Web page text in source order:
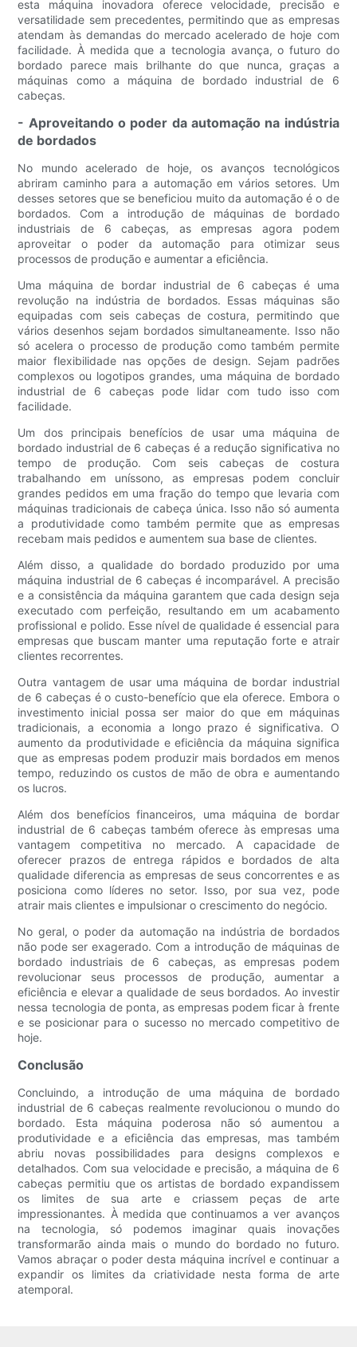
esta máquina inovadora oferece velocidade, precisão e
versatilidade sem precedentes, permitindo que as empresas
atendam às demandas do mercado acelerado de hoje com
facilidade. À medida que a tecnologia avança, o futuro do
bordado parece mais brilhante do que nunca, graças a
máquinas como a máquina de bordado industrial de 6
cabeças.
- Aproveitando o poder da automação na indústria
de bordados
No mundo acelerado de hoje, os avanços tecnológicos
abriram caminho para a automação em vários setores. Um
desses setores que se beneficiou muito da automação é o de
bordados. Com a introdução de máquinas de bordado
industriais de 6 cabeças, as empresas agora podem
aproveitar o poder da automação para otimizar seus
processos de produção e aumentar a eficiência.
Uma máquina de bordar industrial de 6 cabeças é uma
revolução na indústria de bordados. Essas máquinas são
equipadas com seis cabeças de costura, permitindo que
vários desenhos sejam bordados simultaneamente. Isso não
só acelera o processo de produção como também permite
maior flexibilidade nas opções de design. Sejam padrões
complexos ou logotipos grandes, uma máquina de bordado
industrial de 6 cabeças pode lidar com tudo isso com
facilidade.
Um dos principais benefícios de usar uma máquina de
bordado industrial de 6 cabeças é a redução significativa no
tempo de produção. Com seis cabeças de costura
trabalhando em uníssono, as empresas podem concluir
grandes pedidos em uma fração do tempo que levaria com
máquinas tradicionais de cabeça única. Isso não só aumenta
a produtividade como também permite que as empresas
recebam mais pedidos e aumentem sua base de clientes.
Além disso, a qualidade do bordado produzido por uma
máquina industrial de 6 cabeças é incomparável. A precisão
e a consistência da máquina garantem que cada design seja
executado com perfeição, resultando em um acabamento
profissional e polido. Esse nível de qualidade é essencial para
empresas que buscam manter uma reputação forte e atrair
clientes recorrentes.
Outra vantagem de usar uma máquina de bordar industrial
de 6 cabeças é o custo-benefício que ela oferece. Embora o
investimento inicial possa ser maior do que em máquinas
tradicionais, a economia a longo prazo é significativa. O
aumento da produtividade e eficiência da máquina significa
que as empresas podem produzir mais bordados em menos
tempo, reduzindo os custos de mão de obra e aumentando
os lucros.
Além dos benefícios financeiros, uma máquina de bordar
industrial de 6 cabeças também oferece às empresas uma
vantagem competitiva no mercado. A capacidade de
oferecer prazos de entrega rápidos e bordados de alta
qualidade diferencia as empresas de seus concorrentes e as
posiciona como líderes no setor. Isso, por sua vez, pode
atrair mais clientes e impulsionar o crescimento do negócio.
No geral, o poder da automação na indústria de bordados
não pode ser exagerado. Com a introdução de máquinas de
bordado industriais de 6 cabeças, as empresas podem
revolucionar seus processos de produção, aumentar a
eficiência e elevar a qualidade de seus bordados. Ao investir
nessa tecnologia de ponta, as empresas podem ficar à frente
e se posicionar para o sucesso no mercado competitivo de
hoje.
Conclusão
Concluindo, a introdução de uma máquina de bordado
industrial de 6 cabeças realmente revolucionou o mundo do
bordado. Esta máquina poderosa não só aumentou a
produtividade e a eficiência das empresas, mas também
abriu novas possibilidades para designs complexos e
detalhados. Com sua velocidade e precisão, a máquina de 6
cabeças permitiu que os artistas de bordado expandissem
os limites de sua arte e criassem peças de arte
impressionantes. À medida que continuamos a ver avanços
na tecnologia, só podemos imaginar quais inovações
transformarão ainda mais o mundo do bordado no futuro.
Vamos abraçar o poder desta máquina incrível e continuar a
expandir os limites da criatividade nesta forma de arte
atemporal.